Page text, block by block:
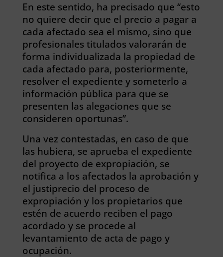
En este sentido, ha precisado que “esto
no quiere decir que el precio a pagar a
cada afectado sea el mismo, sino que
profesionales titulados valorarán de
forma individualizada la propiedad de
cada afectado para, posteriormente,
resolver el expediente y someterlo a
información pública para que se
presenten las alegaciones que se
consideren oportunas”.
Una vez contestadas, en caso de que
las hubiera, se aprueba el expediente
del proyecto de expropiación, se
notifica a los afectados la aprobación y
el justiprecio del proceso de
expropiación y los propietarios que
estén de acuerdo reciben el pago
acordado y se procede al
levantamiento de acta de pago y
ocupación.